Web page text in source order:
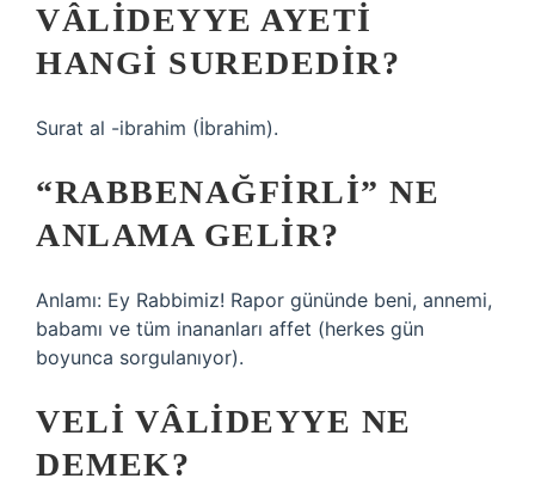
VÂLIDEYYE AYETI
HANGI SUREDEDIR?
Surat al -ibrahim (İbrahim).
“RABBENAĞFIRLI” NE
ANLAMA GELIR?
Anlamı: Ey Rabbimiz! Rapor gününde beni, annemi,
babamı ve tüm inananları affet (herkes gün
boyunca sorgulanıyor).
VELI VÂLIDEYYE NE
DEMEK?